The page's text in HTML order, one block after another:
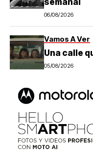
06/08/2026
Vamos A Ver
Una calle
05/08/2026